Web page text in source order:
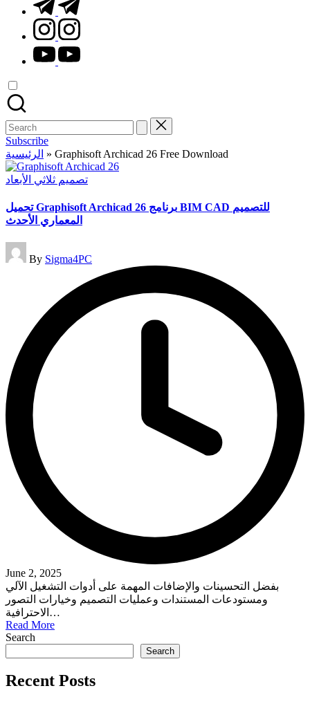
instagram.com
youtube.com
Search
for:
Subscribe
الرئيسية » Graphisoft Archicad 26 Free Download
Posted
تصميم ثلاثي الأبعاد
تحميل Graphisoft Archicad 26 برنامج BIM CAD للتصميم
المعماري الأحدث
Posted
by
By Sigma4PC
June 2, 2025
بفضل التحسينات والإضافات المهمة على أدوات التشغيل الآلي
ومستودعات المستندات وعمليات التصميم وخيارات التصور
الاحترافية…
Read More
Search
Search
Recent Posts